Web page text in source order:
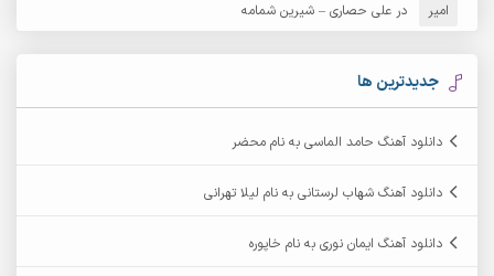
آرشام
آرکاداش
امیر در علی حصاری – شیرین شمامه
جدیدترین ها
دانلود آهنگ حامد الماسی به نام محضر
دانلود آهنگ شهاب لرستانی به نام لیلا تهرانی
دانلود آهنگ ایمان نوری به نام خاپوره